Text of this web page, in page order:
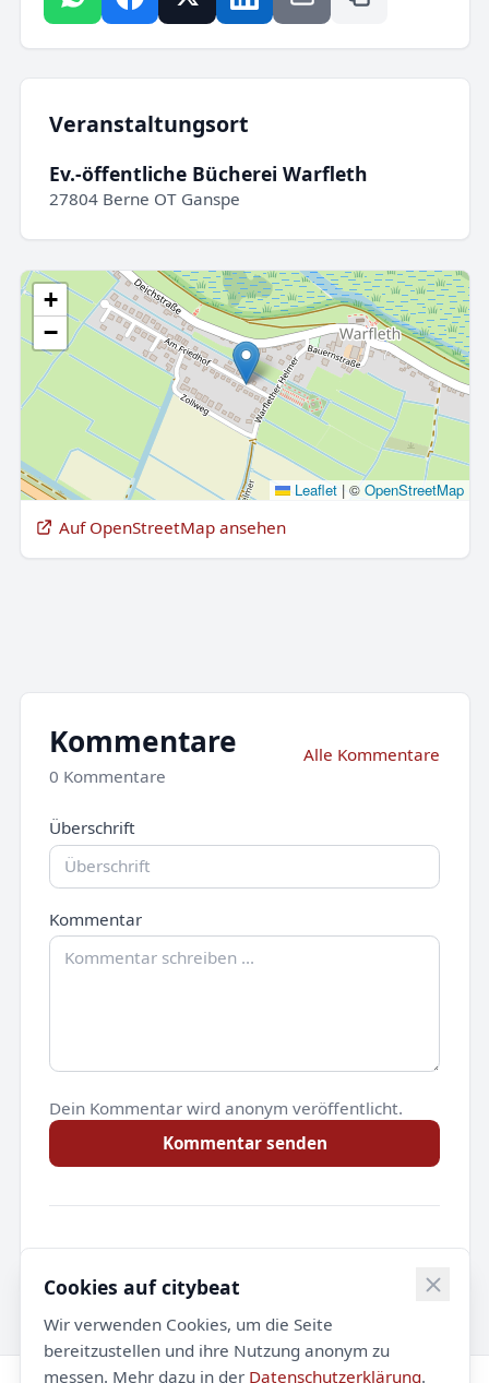
Veranstaltungsort
Ev.-öffentliche Bücherei Warfleth
27804 Berne OT Ganspe
+
−
Leaflet |© OpenStreetMap
Auf OpenStreetMap ansehen
Kommentare
0 Kommentare
Alle Kommentare
Überschrift
Kommentar
Dein Kommentar wird anonym veröffentlicht.
Kommentar senden
Noch keine Kommentare.
Cookies auf citybeat
Wir verwenden Cookies, um die Seite
bereitzustellen und ihre Nutzung anonym zu
messen. Mehr dazu in der Datenschutzerklärung.